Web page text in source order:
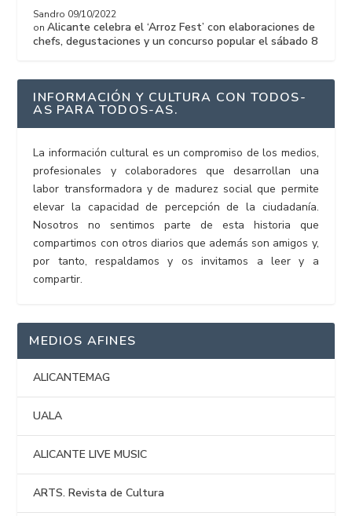
Sandro 09/10/2022
onAlicante celebra el ‘Arroz Fest’ con elaboraciones de
chefs, degustaciones y un concurso popular el sábado 8
INFORMACIÓN Y CULTURA CON TODOS-
AS PARA TODOS-AS.
La información cultural es un compromiso de los medios,
profesionales y colaboradores que desarrollan una
labor transformadora y de madurez social que permite
elevar la capacidad de percepción de la ciudadanía.
Nosotros no sentimos parte de esta historia que
compartimos con otros diarios que además son amigos y,
por tanto, respaldamos y os invitamos a leer y a
compartir.
MEDIOS AFINES
ALICANTEMAG
UALA
ALICANTE LIVE MUSIC
ARTS. Revista de Cultura